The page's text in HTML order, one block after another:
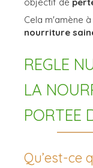
Cela m'amène
nourriture
REGLE
LA
PORTEE
Qu’est-ce